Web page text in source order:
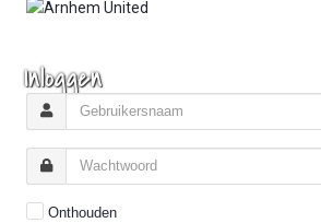
Inloggen
Onthouden